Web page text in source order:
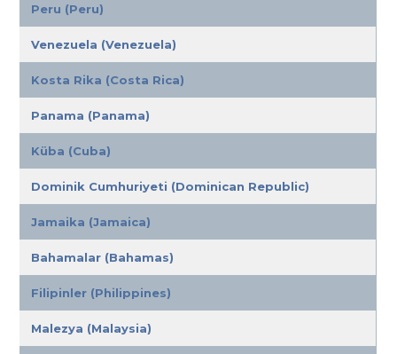
Peru (Peru)
Venezuela (Venezuela)
Kosta Rika (Costa Rica)
Panama (Panama)
Küba (Cuba)
Dominik Cumhuriyeti (Dominican Republic)
Jamaika (Jamaica)
Bahamalar (Bahamas)
Filipinler (Philippines)
Malezya (Malaysia)